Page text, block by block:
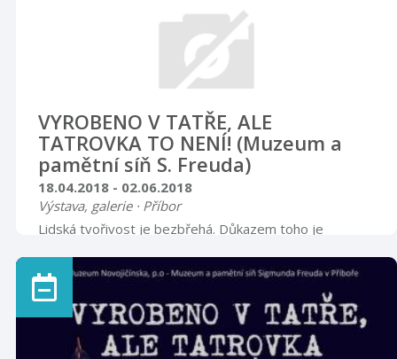
VYROBENO V TATŘE, ALE
TATROVKA TO NENÍ! (Muzeum a
pamětní síň S. Freuda)
18.04.2018 - 02.06.2018
Výstava, galerie · Příbor
Lidská tvořivost je bezbřehá. Důkazem toho je
minulosti procházely mimo oficiální plán výroby branami
legendární továrny.